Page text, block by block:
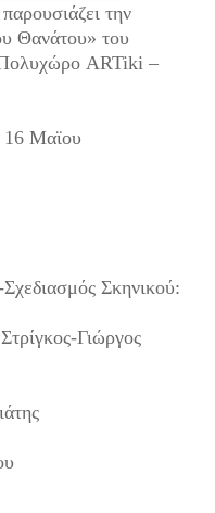
την
Θανάτου» του
Πολυχώρο ARTiki –
16 Μαϊου
Σκηνικού:
Γιώργος